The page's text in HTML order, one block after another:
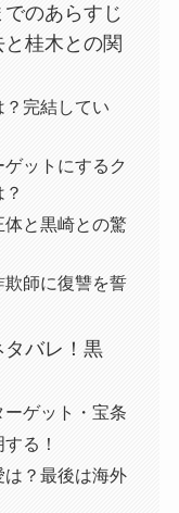
でのあらすじ
桂木との関
？完結してい
ットにするク
と黒崎との驚
師に復讐を誓
タバレ！黒
ゲット・宝条
る！
は？最後は海外